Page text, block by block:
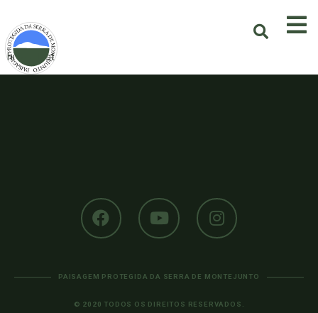
hi test test
PAISAGEM PROTEGIDA DA SERRA DE MONTEJUNTO
© 2020 TODOS OS DIREITOS RESERVADOS.